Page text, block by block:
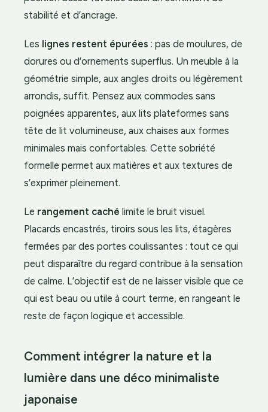
stabilité et d’ancrage.
Les lignes restent épurées : pas de moulures, de
dorures ou d’ornements superflus. Un meuble à la
géométrie simple, aux angles droits ou légèrement
arrondis, suffit. Pensez aux commodes sans
poignées apparentes, aux lits plateformes sans
tête de lit volumineuse, aux chaises aux formes
minimales mais confortables. Cette sobriété
formelle permet aux matières et aux textures de
s’exprimer pleinement.
Le rangement caché limite le bruit visuel.
Placards encastrés, tiroirs sous les lits, étagères
fermées par des portes coulissantes : tout ce qui
peut disparaître du regard contribue à la sensation
de calme. L’objectif est de ne laisser visible que ce
qui est beau ou utile à court terme, en rangeant le
reste de façon logique et accessible.
Comment intégrer la nature et la
lumière dans une déco minimaliste
japonaise